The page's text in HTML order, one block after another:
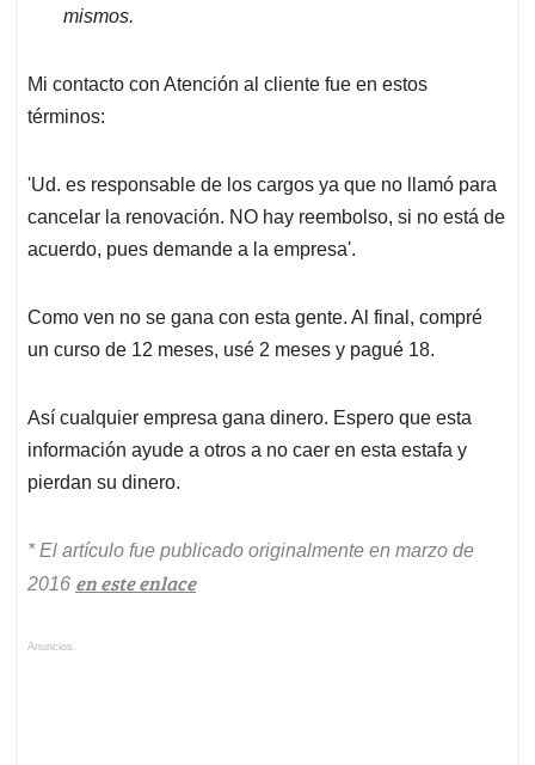
mismos.
Mi contacto con Atención al cliente fue en estos
términos:
'Ud. es responsable de los cargos ya que no llamó para
cancelar la renovación. NO hay reembolso, si no está de
acuerdo, pues demande a la empresa'.
Como ven no se gana con esta gente. Al final, compré
un curso de 12 meses, usé 2 meses y pagué 18.
Así cualquier empresa gana dinero. Espero que esta
información ayude a otros a no caer en esta estafa y
pierdan su dinero.
* El artículo fue publicado originalmente en marzo de
2016 en este enlace
Anuncios.